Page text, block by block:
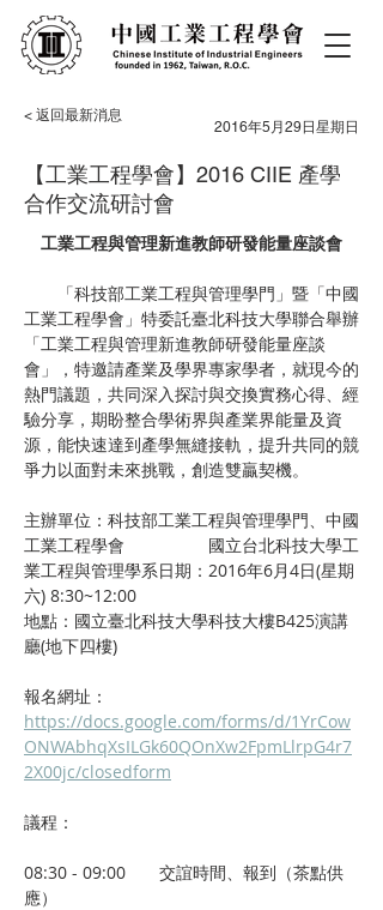
< 返回最新消息
2016年5月29日星期日
【工業工程學會】2016 CIIE 產學
合作交流研討會
工業工程與管理新進教師研發能量座談會
「科技部工業工程與管理學門」暨「中國
工業工程學會」特委託臺北科技大學聯合舉辦
「工業工程與管理新進教師研發能量座談
會」，特邀請產業及學界專家學者，就現今的
熱門議題，共同深入探討與交換實務心得、經
驗分享，期盼整合學術界與產業界能量及資
源，能快速達到產學無縫接軌，提升共同的競
爭力以面對未來挑戰，創造雙贏契機。
主辦單位：科技部工業工程與管理學門、中國
工業工程學會　　　　　國立台北科技大學工
業工程與管理學系日期：2016年6月4日(星期
六) 8:30~12:00
地點：國立臺北科技大學科技大樓B425演講
廳(地下四樓)
​報名網址：
https://docs.google.com/forms/d/1YrCow
ONWAbhqXsILGk60QOnXw2FpmLlrpG4r7
2X00jc/closedform
議程：
08:30 - 09:00　　交誼時間、報到（茶點供
應）